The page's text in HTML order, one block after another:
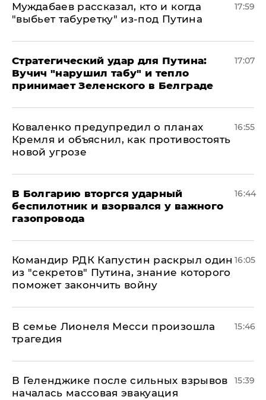
Муждабаев рассказал, кто и когда
"выбьет табуретку" из-под Путина
17:59
Стратегический удар для Путина:
Вучич "нарушил табу" и тепло
принимает Зеленского в Белграде
17:07
Коваленко предупредил о планах
Кремля и объяснил, как противостоять
новой угрозе
16:55
В Болгарию вторгся ударный
беспилотник и взорвался у важного
газопровода
16:44
Командир РДК Капустин раскрыл один
из "секретов" Путина, знание которого
поможет закончить войну
16:05
В семье Лионеля Месси произошла
трагедия
15:46
В Геленджике после сильных взрывов
началась массовая эвакуация
15:39